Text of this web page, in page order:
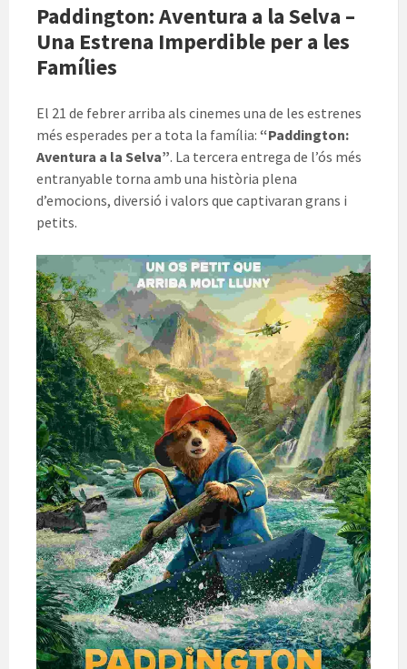
Paddington: Aventura a la Selva –
Una Estrena Imperdible per a les
Famílies
El 21 de febrer arriba als cinemes una de les estrenes
més esperades per a tota la família: “Paddington:
Aventura a la Selva”. La tercera entrega de l’ós més
entranyable torna amb una història plena
d’emocions, diversió i valors que captivaran grans i
petits.